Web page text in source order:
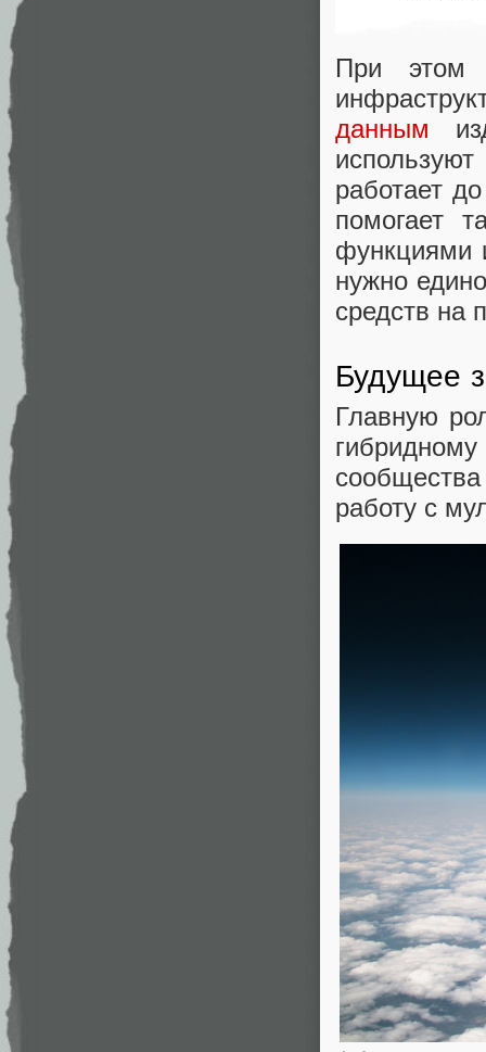
При этом
данным
работает
помогает
функциями
нужно
средств на
Будущее
Главную
работу с